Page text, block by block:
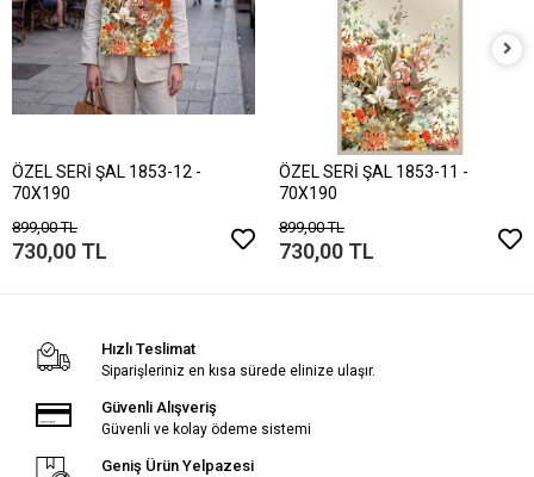
ÖZEL SERİ ŞAL 1853-12 -
70X190
899,00 TL
730,00 TL
ÖZEL SERİ ŞAL 1853-11 -
70X190
899,00 TL
730,00 TL
Hızlı Teslimat
Siparişleriniz en kısa sürede elinize ulaşır.
Güvenli Alışveriş
Güvenli ve kolay ödeme sistemi
Geniş Ürün Yelpazesi